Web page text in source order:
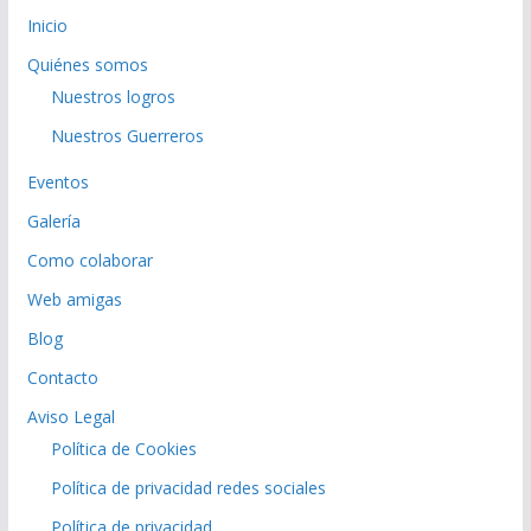
Inicio
Quiénes somos
Nuestros logros
Nuestros Guerreros
Eventos
Galería
Como colaborar
Web amigas
Blog
Contacto
Aviso Legal
Política de Cookies
Política de privacidad redes sociales